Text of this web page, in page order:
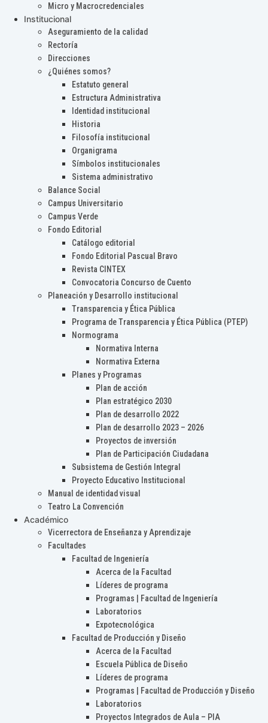
Micro y Macrocredenciales
Institucional
Aseguramiento de la calidad
Rectoría
Direcciones
¿Quiénes somos?
Estatuto general
Estructura Administrativa
Identidad institucional
Historia
Filosofía institucional
Organigrama
Símbolos institucionales
Sistema administrativo
Balance Social
Campus Universitario
Campus Verde
Fondo Editorial
Catálogo editorial
Fondo Editorial Pascual Bravo
Revista CINTEX
Convocatoria Concurso de Cuento
Planeación y Desarrollo institucional
Transparencia y Ética Pública
Programa de Transparencia y Ética Pública (PTEP)
Normograma
Normativa Interna
Normativa Externa
Planes y Programas
Plan de acción
Plan estratégico 2030
Plan de desarrollo 2022
Plan de desarrollo 2023 – 2026
Proyectos de inversión
Plan de Participación Ciudadana
Subsistema de Gestión Integral
Proyecto Educativo Institucional
Manual de identidad visual
Teatro La Convención
Académico
Vicerrectora de Enseñanza y Aprendizaje
Facultades
Facultad de Ingeniería
Acerca de la Facultad
Líderes de programa
Programas | Facultad de Ingeniería
Laboratorios
Expotecnológica
Facultad de Producción y Diseño
Acerca de la Facultad
Escuela Pública de Diseño
Líderes de programa
Programas | Facultad de Producción y Diseño
Laboratorios
Proyectos Integrados de Aula – PIA